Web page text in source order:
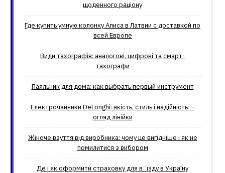
щоденного раціону
Где купить умную колонку Алиса в Латвии с доставкой по
всей Европе
Види тахографів: аналогові, цифрові та смарт-
тахографи
Паяльник для дома: как выбрать первый инструмент
Електрочайники DeLonghi: якість, стиль і надійність —
огляд лінійки
Жіноче взуття від виробника: чому це вигідніше і як не
помилитися з вибором
Де і як оформити страховку для вʼїзду в Україну